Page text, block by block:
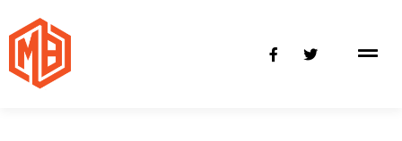
content
F
a
T
w